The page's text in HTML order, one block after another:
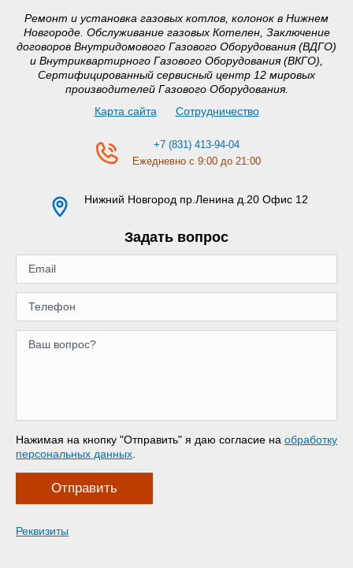
Ремонт и установка газовых котлов, колонок в Нижнем
Новгороде. Обслуживание газовых Котелен, Заключение
договоров Внутридомового Газового Оборудования (ВДГО)
и Внутриквартирного Газового Оборудования (ВКГО),
Сертифицированный сервисный центр 12 мировых
производителей Газового Оборудования.
Карта сайта
Сотрудничество
+7 (831) 413-94-04
Ежедневно с 9:00 до 21:00
Нижний Новгород пр.Ленина д.20 Офис 12
Задать вопрос
Нажимая на кнопку "Отправить" я даю согласие на обработку
персональных данных
Отправить
Реквизиты